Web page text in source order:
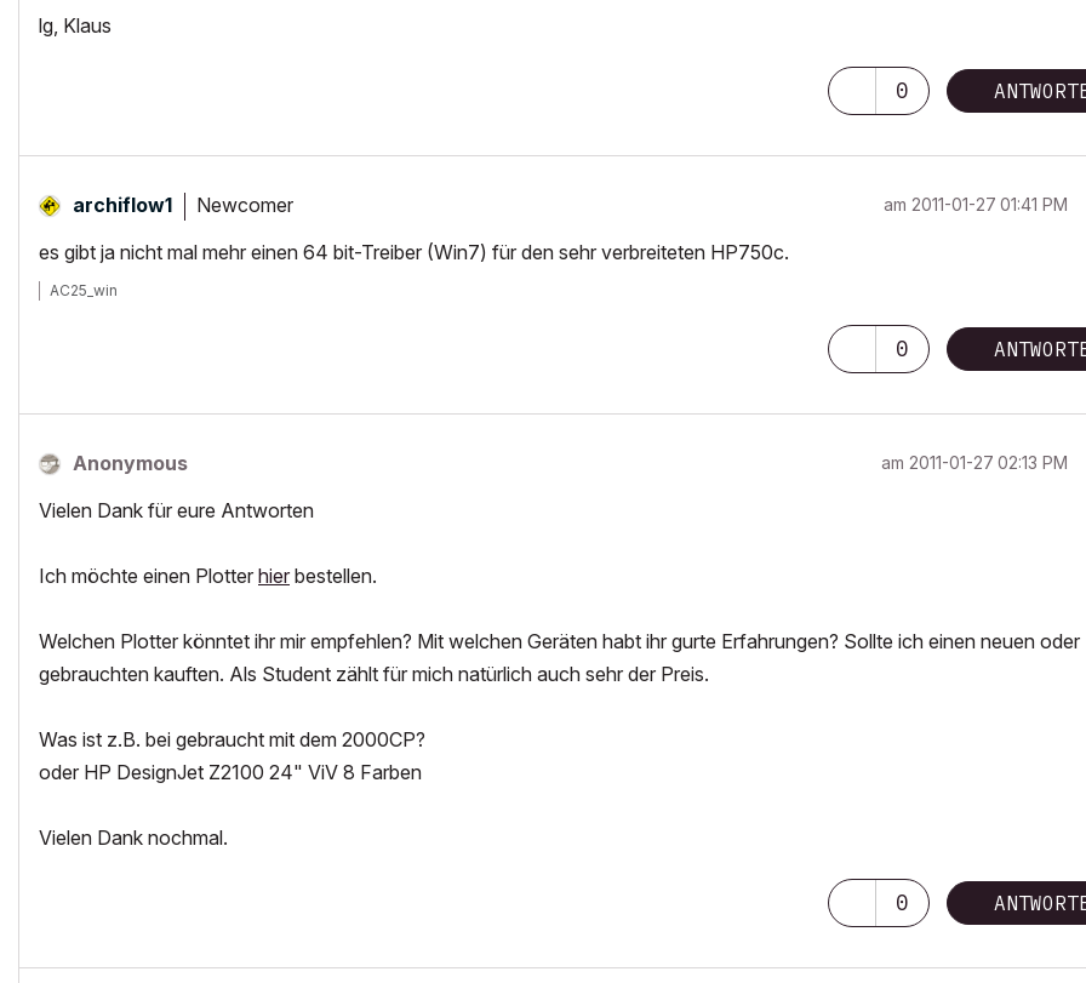
lg, Klaus
0
archiflow1 Newcomer am ‎2011-01-27 01:41 PM
es gibt ja nicht mal mehr einen 64 bit-Treiber (Win7) für den sehr verbreiteten HP750c.
AC25_win
0
Anonymous am ‎2011-01-27 02:13 PM
Vielen Dank für eure Antworten
Ich möchte einen Plotter hier bestellen.
Welchen Plotter könntet ihr mir empfehlen? Mit welchen Geräten habt ihr gurte Erfahrungen? Sollte ich einen neuen oder
gebrauchten kauften. Als Student zählt für mich natürlich auch sehr der Preis.
Was ist z.B. bei gebraucht mit dem 2000CP?
oder HP DesignJet Z2100 24" ViV 8 Farben
Vielen Dank nochmal.
0